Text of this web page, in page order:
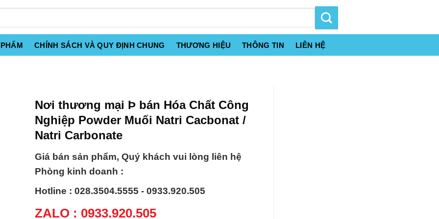
CHÍNH SÁCH VÀ QUY ĐỊNH CHUNG THƯƠNG HIỆU THÔNG TIN LIÊN HỆ
Nơi thương mại Þ bán Hóa Chất Công
Nghiệp Powder Muối Natri Cacbonat /
Natri Carbonate
Giá bán sản phẩm, Quý khách vui lòng liên hệ
Phòng kinh doanh :
Hotline : 028.3504.5555 - 0933.920.505
ZALO : 0933.920.505